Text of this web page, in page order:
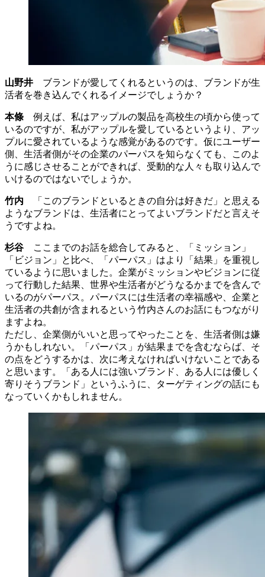
山野井 ブランドが愛してくれるというのは、ブランドが生
活者を巻き込んでくれるイメージでしょうか？
本條 例えば、私はアップルの製品を高校生の頃から使って
いるのですが、私がアップルを愛しているというより、アッ
プルに愛されているような感覚があるのです。仮にユーザー
側、生活者側がその企業のパーパスを知らなくても、このよ
うに感じさせることができれば、受動的な人々も取り込んで
いけるのではないでしょうか。
竹内 「このブランドといるときの自分は好きだ」と思える
ようなブランドは、生活者にとってよいブランドだと言えそ
うですよね。
杉谷 ここまでのお話を総合してみると、「ミッション」
「ビジョン」と比べ、「パーパス」はより「結果」を重視し
ているように思いました。企業がミッションやビジョンに従
って行動した結果、世界や生活者がどうなるかまでを含んで
いるのがパーパス。パーパスには生活者の幸福感や、企業と
生活者の共創が含まれるという竹内さんのお話にもつながり
ますよね。
ただし、企業側がいいと思ってやったことを、生活者側は嫌
うかもしれない。「パーパス」が結果までを含むならば、そ
の点をどうするかは、次に考えなければいけないことである
と思います。「ある人には強いブランド、ある人には優しく
寄りそうブランド」というふうに、ターゲティングの話にも
なっていくかもしれません。